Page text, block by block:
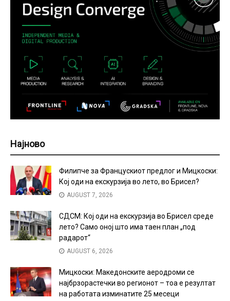
Најново
Филипче за Францускиот предлог и Мицкоски:
Кој оди на екскурзија во лето, во Брисел?
AUGUST 7, 2026
СДСМ: Кој оди на екскурзија во Брисел среде
лето? Само оној што има таен план „под
радарот“
AUGUST 6, 2026
Мицкоски: Македонските аеродроми се
најбрзорастечки во регионот – тоа е резултат
на работата изминатите 25 месеци